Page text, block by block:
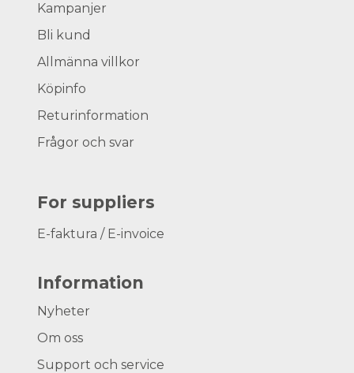
Kampanjer
Bli kund
Allmänna villkor
Köpinfo
Returinformation
Frågor och svar
For suppliers
E-faktura / E-invoice
Information
Nyheter
Om oss
Support och service